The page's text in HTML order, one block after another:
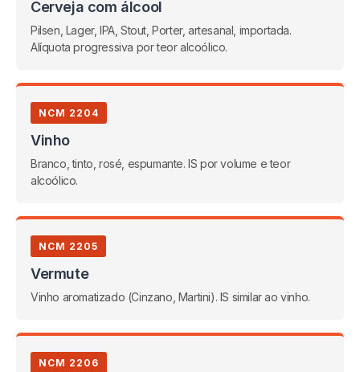
Cerveja com álcool
Pilsen, Lager, IPA, Stout, Porter, artesanal, importada.
Alíquota progressiva por teor alcoólico.
NCM 2204
Vinho
Branco, tinto, rosé, espumante. IS por volume e teor
alcoólico.
NCM 2205
Vermute
Vinho aromatizado (Cinzano, Martini). IS similar ao vinho.
NCM 2206